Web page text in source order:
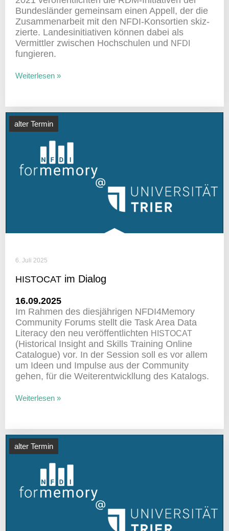
Bundes­länder gemeinsam einen Appell, der die
Zusam­men­ar­beit mit den NFDI-Konsor­tien skiz­
zierte. Landes­in­itia­tiven können dabei als
Vermittler zwischen Hoch­schulen und NFDI
fungieren.
Weiterlesen »
alter Termin
6. Juli 2025
HISTOCAT im Dialog
16.09.2025
Im Rahmen des dies­jäh­rigen NFDI4Memory
Commu­nity Forums stellt die Task Area Data
Literacy den neu veröf­fent­lichten HISTOCAT
(Histo­rical Insight and Skills Trai­ning Online
Cata­logue) vor. In der Session soll es vor allem
um Ideen und Impulse aus der Commu­nity
gehen, für die Weiter­ent­wick­llung des Katalogs.
Weiterlesen »
alter Termin